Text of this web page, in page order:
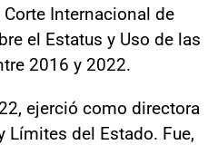
Internacional de
el Estatus y Uso de las
2016 y 2022.
ejerció como directora
Límites del Estado. Fue,